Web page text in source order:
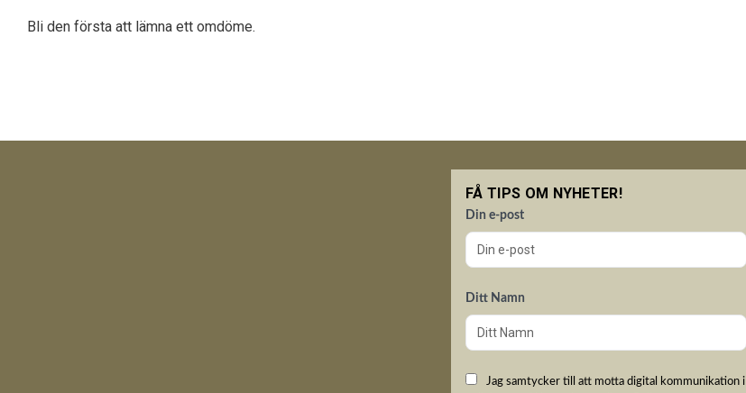
Bli den första att lämna ett omdöme.
FÅ TIPS OM NYHETER!
Din e-post
Ditt Namn
Jag samtycker till att motta digital kommunikation i